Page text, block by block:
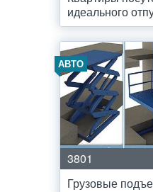
идеального
АВТО
3801
Грузовые